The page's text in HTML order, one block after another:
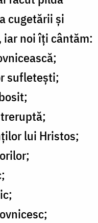
cugetării și
iar noi îți cântăm:
sufletești;
lui Hristos;